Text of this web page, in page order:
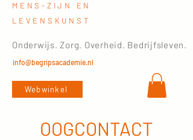
MENS-ZIJN EN
LEVENSKUNST
info@begripsacademie.nl
Onderwijs. Zorg. Overheid. Bedrijfsleven.
Webwinkel
OOGCONTACT